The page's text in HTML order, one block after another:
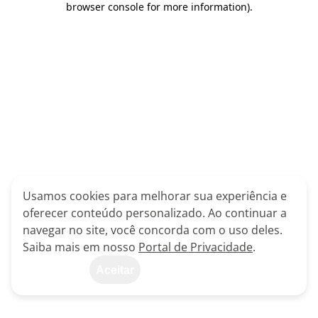
browser console for more information).
Usamos cookies para melhorar sua experiência e
oferecer conteúdo personalizado. Ao continuar a
navegar no site, você concorda com o uso deles.
Saiba mais em nosso Portal de Privacidade.